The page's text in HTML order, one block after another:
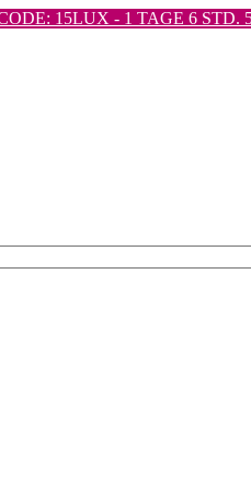
15LUX - 1 TAGE 6 STD.